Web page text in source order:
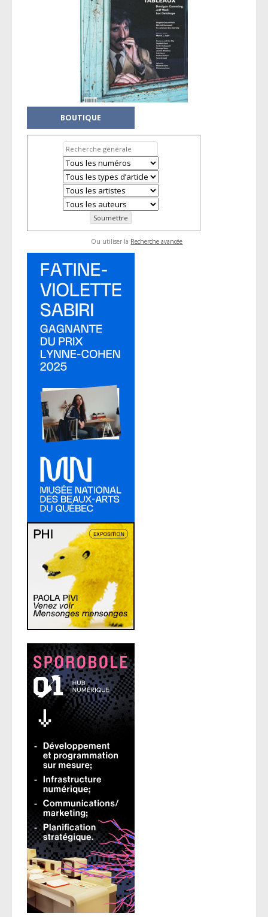
BOUTIQUE
Ou utiliser la Recherche avancée